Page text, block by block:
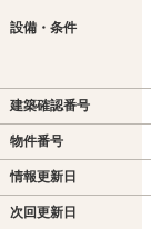
設備・条件
建築確認番号
物件番号
情報更新日
次回更新日